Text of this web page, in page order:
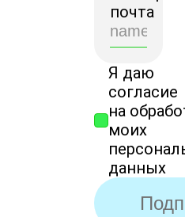
почта
Я даю
согласие
на
моих
данных